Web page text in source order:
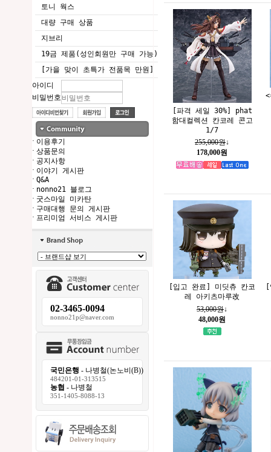
토니 웍스
대량 구매 상품
지브리
19금 제품(성인회원만 구매 가능)
[가을 맞이 초특가 전품목 만원]
아이디
비밀번호
· 이용후기
· 상품문의
· 공지사항
· 이야기 게시판
· Q&A
· nonno21 블로그
· 굿스마일 미카탄
· 구매대행 문의 게시판
· 프리미엄 서비스 게시판
02-3465-0094
nonno21p@naver.com
국민은행 - 나병철(논노비(B))
484201-01-313515
농협 - 나병철
351-1405-8088-13
[파격 세일 30%] phat
함대컬렉션 칸코레 콘고
1/7
255,000원↓
178,000원
[입고 완료] 미딧츄 칸코
레 아키츠마루改
53,000원↓
48,000원
[